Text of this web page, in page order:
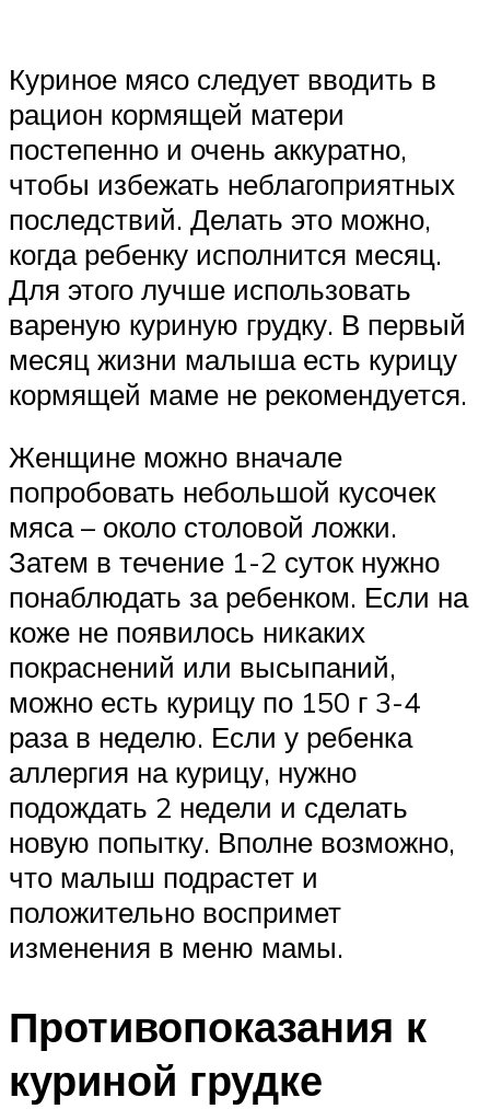
Куриное мясо следует вводить в
рацион кормящей матери
постепенно и очень аккуратно,
чтобы избежать неблагоприятных
последствий. Делать это можно,
когда ребенку исполнится месяц.
Для этого лучше использовать
вареную куриную грудку. В первый
месяц жизни малыша есть курицу
кормящей маме не рекомендуется.
Женщине можно вначале
попробовать небольшой кусочек
мяса – около столовой ложки.
Затем в течение 1-2 суток нужно
понаблюдать за ребенком. Если на
коже не появилось никаких
покраснений или высыпаний,
можно есть курицу по 150 г 3-4
раза в неделю. Если у ребенка
аллергия на курицу, нужно
подождать 2 недели и сделать
новую попытку. Вполне возможно,
что малыш подрастет и
положительно воспримет
изменения в меню мамы.
Противопоказания к
куриной грудке